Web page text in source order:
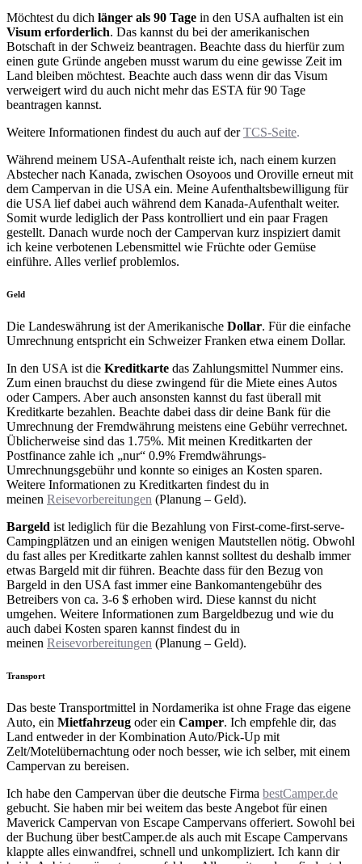
Möchtest du dich länger als 90 Tage in den USA aufhalten ist ein
Visum erforderlich. Das kannst du bei der amerikanischen
Botschaft in der Schweiz beantragen. Beachte dass du hierfür zum
einen gute Gründe angeben musst warum du eine gewisse Zeit im
Land bleiben möchtest. Beachte auch dass wenn dir das Visum
verweigert wird du auch nicht mehr das ESTA für 90 Tage
beantragen kannst.
Weitere Informationen findest du auch auf der TCS-Seite.
Während meinem USA-Aufenthalt reiste ich, nach einem kurzen
Abstecher nach Kanada, zwischen Osoyoos und Oroville erneut mit
dem Campervan in die USA ein. Meine Aufenthaltsbewilligung für
die USA lief dabei auch während dem Kanada-Aufenthalt weiter.
Somit wurde lediglich der Pass kontrolliert und ein paar Fragen
gestellt. Danach wurde noch der Campervan kurz inspiziert damit
ich keine verbotenen Lebensmittel wie Früchte oder Gemüse
einführe. Alles verlief problemlos.
Geld
Die Landeswährung ist der Amerikanische Dollar. Für die einfache
Umrechnung entspricht ein Schweizer Franken etwa einem Dollar.
In den USA ist die Kreditkarte das Zahlungsmittel Nummer eins.
Zum einen brauchst du diese zwingend für die Miete eines Autos
oder Campers. Aber auch ansonsten kannst du fast überall mit
Kreditkarte bezahlen. Beachte dabei dass dir deine Bank für die
Umrechnung der Fremdwährung meistens eine Gebühr verrechnet.
Üblicherweise sind das 1.75%. Mit meinen Kreditkarten der
Postfinance zahle ich „nur“ 0.9% Fremdwährungs-
Umrechnungsgebühr und konnte so einiges an Kosten sparen.
Weitere Informationen zu Kreditkarten findest du in
meinen Reisevorbereitungen (Planung – Geld).
Bargeld ist lediglich für die Bezahlung von First-come-first-serve-
Campingplätzen und an einigen wenigen Mautstellen nötig. Obwohl
du fast alles per Kreditkarte zahlen kannst solltest du deshalb immer
etwas Bargeld mit dir führen. Beachte dass für den Bezug von
Bargeld in den USA fast immer eine Bankomantengebühr des
Betreibers von ca. 3-6 $ erhoben wird. Diese kannst du nicht
umgehen. Weitere Informationen zum Bargeldbezug und wie du
auch dabei Kosten sparen kannst findest du in
meinen Reisevorbereitungen (Planung – Geld).
Transport
Das beste Transportmittel in Nordamerika ist ohne Frage das eigene
Auto, ein Mietfahrzeug oder ein Camper. Ich empfehle dir, das
Land entweder in der Kombination Auto/Pick-Up mit
Zelt/Motelübernachtung oder noch besser, wie ich selber, mit einem
Campervan zu bereisen.
Ich habe den Campervan über die deutsche Firma bestCamper.de
gebucht. Sie haben mir bei weitem das beste Angebot für einen
Maverick Campervan von Escape Campervans offeriert. Sowohl bei
der Buchung über bestCamper.de als auch mit Escape Campervans
klappte alles einwandfrei, schnell und unkompliziert. Ich kann dir